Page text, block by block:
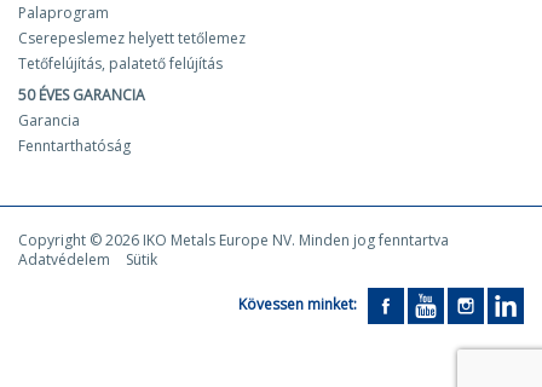
Palaprogram
Cserepeslemez helyett tetőlemez
Tetőfelújítás, palatető felújítás
50 ÉVES GARANCIA
Garancia
Fenntarthatóság
Copyright © 2026 IKO Metals Europe NV. Minden jog fenntartva
Adatvédelem
Sütik
Kövessen minket: